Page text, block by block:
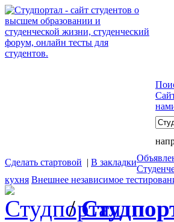
Сделать стартовой | В закладки
кухня Внешнее независимое
/